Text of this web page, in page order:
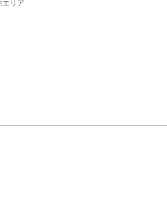
エリア